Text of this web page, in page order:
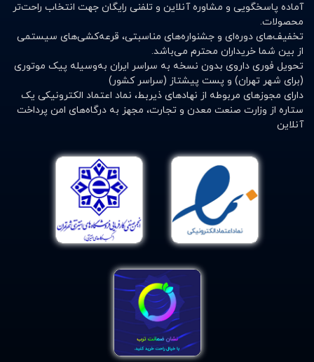
سالن‌های آرایشی و زیبایی استفاده می‌شود. اسپری‌های
تقویتی یا محافظت کننده، اسپری‌هایی هستند که به شما
کمک می‌کنند تا مو هایی با زیبایی طبیعی داشته باشید
موس حالت دهنده مو
می‌گیرند. برای حالت‌دهی به همه موها مناسب هستند و اگر
به درستی از آن‌ها استفاده شود حجم بسیار خوبی به موها
می‌دهند.
آماده پاسخگویی و مشاوره آنلاین و تلفنی رایگان جهت انتخاب راحت‌تر
محصولات.
تخفیف‌های دوره‌ای و جشنواره‌های مناسبتی، قرعه‌کشی‌های سیستمی
از بین شما خریداران محترم می‌باشد.
تحویل فوری داروی بدون نسخه به سراسر ایران به‌وسیله پیک موتوری
(برای شهر تهران) و پست پیشتاز (سراسر کشور)
دارای مجوزهای مربوطه از نهادهای ذیربط، نماد اعتماد الکترونیکی یک
ستاره از وزارت صنعت معدن و تجارت، مجهز به درگاه‌های امن پرداخت
آنلاین